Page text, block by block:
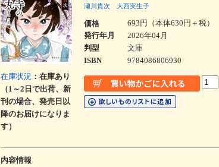
在庫状況 ：在庫あり
（1～2日で出荷、新
刊の場合、発売日以
降のお届けになりま
す）
瀬川貴次
大西実生子
価格
693円（本体630円＋税）
発行年月
2026年04月
判型
文庫
ISBN
9784086806930
内容情報